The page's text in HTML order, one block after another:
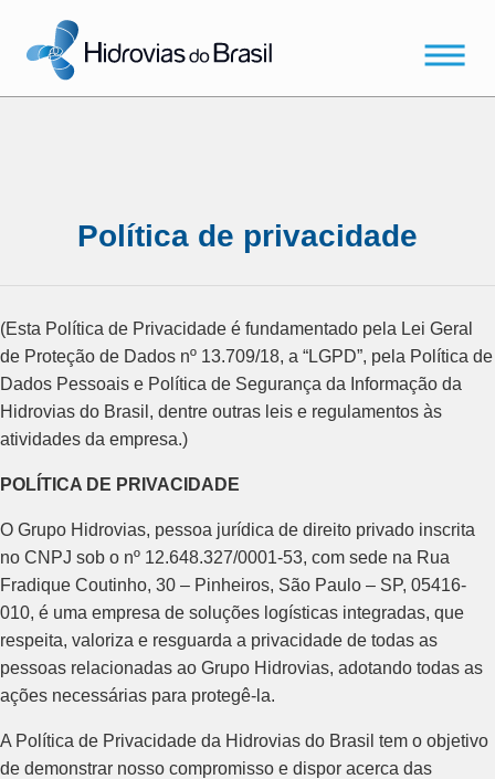
Política de privacidade
(Esta Política de Privacidade é fundamentado pela Lei Geral
de Proteção de Dados nº 13.709/18, a “LGPD”, pela Política de
Dados Pessoais e Política de Segurança da Informação da
Hidrovias do Brasil, dentre outras leis e regulamentos às
atividades da empresa.)
POLÍTICA DE PRIVACIDADE
O Grupo Hidrovias, pessoa jurídica de direito privado inscrita
no CNPJ sob o nº 12.648.327/0001-53, com sede na Rua
Fradique Coutinho, 30 – Pinheiros, São Paulo – SP, 05416-
010, é uma empresa de soluções logísticas integradas, que
respeita, valoriza e resguarda a privacidade de todas as
pessoas relacionadas ao Grupo Hidrovias, adotando todas as
ações necessárias para protegê-la.
A Política de Privacidade da Hidrovias do Brasil tem o objetivo
de demonstrar nosso compromisso e dispor acerca das